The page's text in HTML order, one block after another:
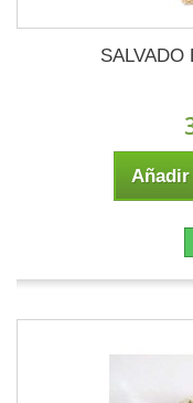
SALVADO